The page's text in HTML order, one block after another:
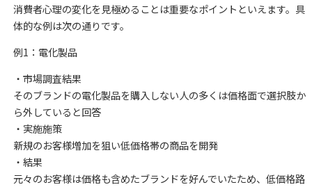
消費者心理の変化を見極めることは重要なポイントといえます。具
体的な例は次の通りです。
例1：電化製品
・市場調査結果
そのブランドの電化製品を購入しない人の多くは価格面で選択肢か
ら外していると回答
・実施施策
新規のお客様増加を狙い低価格帯の商品を開発
・結果
元々のお客様は価格も含めたブランドを好んでいたため、低価格路